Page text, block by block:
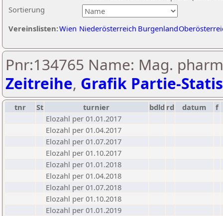
Sortierung
Vereinslisten:Wien Niederösterreich Burgenland
Pnr:134765 Name: Mag.
Zeitreihe, Grafik Partie-
tnr St turnier bdld rd datum
f
Elozahl per 01.01.2017
Elozahl per 01.04.2017
Elozahl per 01.07.2017
Elozahl per 01.10.2017
Elozahl per 01.01.2018
Elozahl per 01.04.2018
Elozahl per 01.07.2018
Elozahl per 01.10.2018
Elozahl per 01.01.2019